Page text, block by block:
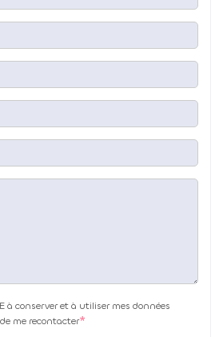
à conserver et à utiliser mes données
me recontacter